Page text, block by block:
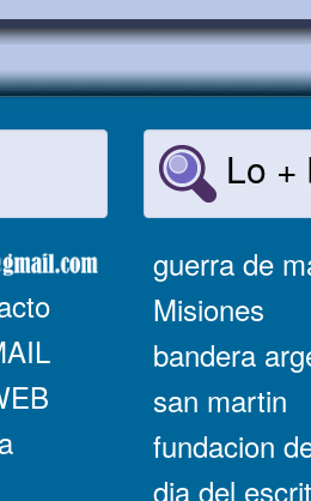
Lo +
guerra de
Misiones
bandera
san martin
fundacion
dia del